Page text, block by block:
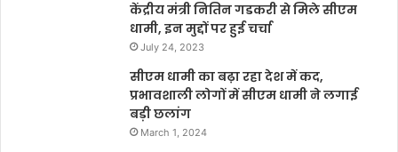
केंद्रीय मंत्री नितिन गडकरी से मिले सीएम
धामी, इन मुद्दों पर हुई चर्चा
July 24, 2023
सीएम धामी का बढ़ा रहा देश में कद,
प्रभावशाली लोगों में सीएम धामी ने लगाई
बड़ी छलांग
March 1, 2024